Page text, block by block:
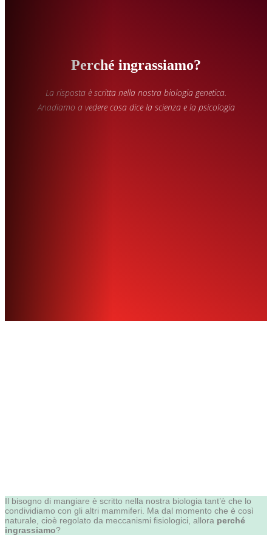
Perché ingrassiamo?
La risposta è scritta nella nostra biologia genetica.
Anadiamo a vedere cosa dice la scienza e la psicologia
Il bisogno di mangiare è scritto nella nostra biologia tant’è che lo
condividiamo con gli altri mammiferi. Ma dal momento che è così
naturale, cioè regolato da meccanismi fisiologici, allora perché
ingrassiamo?